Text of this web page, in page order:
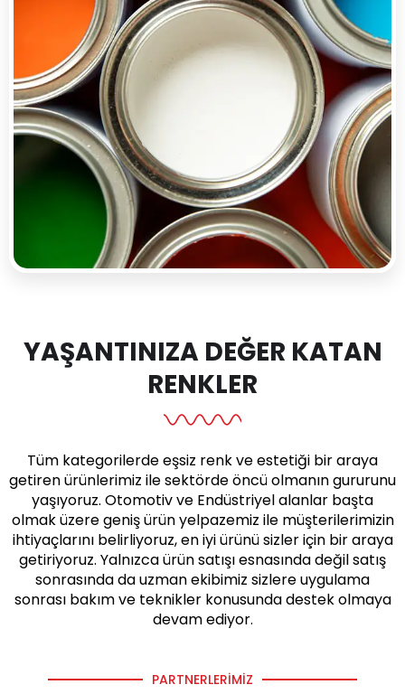
YAŞANTINIZA DEĞER KATAN
RENKLER
Tüm kategorilerde eşsiz renk ve estetiği bir araya
getiren ürünlerimiz ile sektörde öncü olmanın gururunu
yaşıyoruz. Otomotiv ve Endüstriyel alanlar başta
olmak üzere geniş ürün yelpazemiz ile müşterilerimizin
ihtiyaçlarını belirliyoruz, en iyi ürünü sizler için bir araya
getiriyoruz. Yalnızca ürün satışı esnasında değil satış
sonrasında da uzman ekibimiz sizlere uygulama
sonrası bakım ve teknikler konusunda destek olmaya
devam ediyor.
PARTNERLERIMIZ